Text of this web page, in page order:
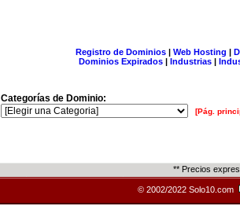
Registro de Dominios| Web Hosting |
Dominios Expirados | Industrias |
Categorías de Dominio:
[Pág.
** Precios
© 2002/2022 Solo10.com